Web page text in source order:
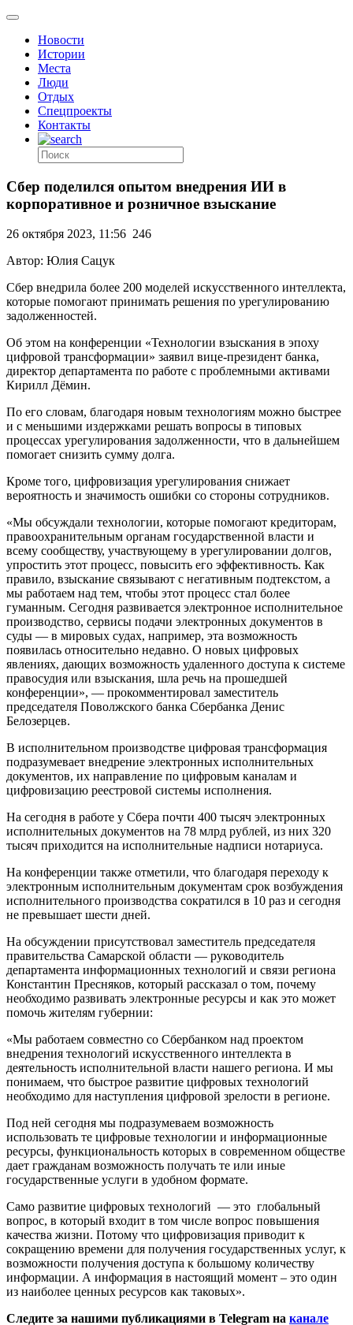
Новости
Истории
Места
Люди
Отдых
Спецпроекты
Контакты
Сбер поделился опытом внедрения ИИ в
корпоративное и розничное взыскание
26 октября 2023, 11:56 246
Автор: Юлия Сацук
Сбер внедрила более 200 моделей искусственного интеллекта,
которые помогают принимать решения по урегулированию
задолженностей.
Об этом на конференции «Технологии взыскания в эпоху
цифровой трансформации» заявил вице-президент банка,
директор департамента по работе с проблемными активами
Кирилл Дёмин.
По его словам, благодаря новым технологиям можно быстрее
и с меньшими издержками решать вопросы в типовых
процессах урегулирования задолженности, что в дальнейшем
помогает снизить сумму долга.
Кроме того, цифровизация урегулирования снижает
вероятность и значимость ошибки со стороны сотрудников.
«Мы обсуждали технологии, которые помогают кредиторам,
правоохранительным органам государственной власти и
всему сообществу, участвующему в урегулировании долгов,
упростить этот процесс, повысить его эффективность. Как
правило, взыскание связывают с негативным подтекстом, а
мы работаем над тем, чтобы этот процесс стал более
гуманным. Сегодня развивается электронное исполнительное
производство, сервисы подачи электронных документов в
суды — в мировых судах, например, эта возможность
появилась относительно недавно. О новых цифровых
явлениях, дающих возможность удаленного доступа к системе
правосудия или взыскания, шла речь на прошедшей
конференции», — прокомментировал заместитель
председателя Поволжского банка Сбербанка Денис
Белозерцев.
В исполнительном производстве цифровая трансформация
подразумевает внедрение электронных исполнительных
документов, их направление по цифровым каналам и
цифровизацию реестровой системы исполнения.
На сегодня в работе у Сбера почти 400 тысяч электронных
исполнительных документов на 78 млрд рублей, из них 320
тысяч приходится на исполнительные надписи нотариуса.
На конференции также отметили, что благодаря переходу к
электронным исполнительным документам срок возбуждения
исполнительного производства сократился в 10 раз и сегодня
не превышает шести дней.
На обсуждении присутствовал заместитель председателя
правительства Самарской области — руководитель
департамента информационных технологий и связи региона
Константин Пресняков, который рассказал о том, почему
необходимо развивать электронные ресурсы и как это может
помочь жителям губернии:
«Мы работаем совместно со Сбербанком над проектом
внедрения технологий искусственного интеллекта в
деятельность исполнительной власти нашего региона. И мы
понимаем, что быстрое развитие цифровых технологий
необходимо для наступления цифровой зрелости в регионе.
Под ней сегодня мы подразумеваем возможность
использовать те цифровые технологии и информационные
ресурсы, функциональность которых в современном обществе
дает гражданам возможность получать те или иные
государственные услуги в удобном формате.
Само развитие цифровых технологий — это глобальный
вопрос, в который входит в том числе вопрос повышения
качества жизни. Потому что цифровизация приводит к
сокращению времени для получения государственных услуг, к
возможности получения доступа к большому количеству
информации. А информация в настоящий момент – это один
из наиболее ценных ресурсов как таковых».
Следите за нашими публикациями в Telegram на канале